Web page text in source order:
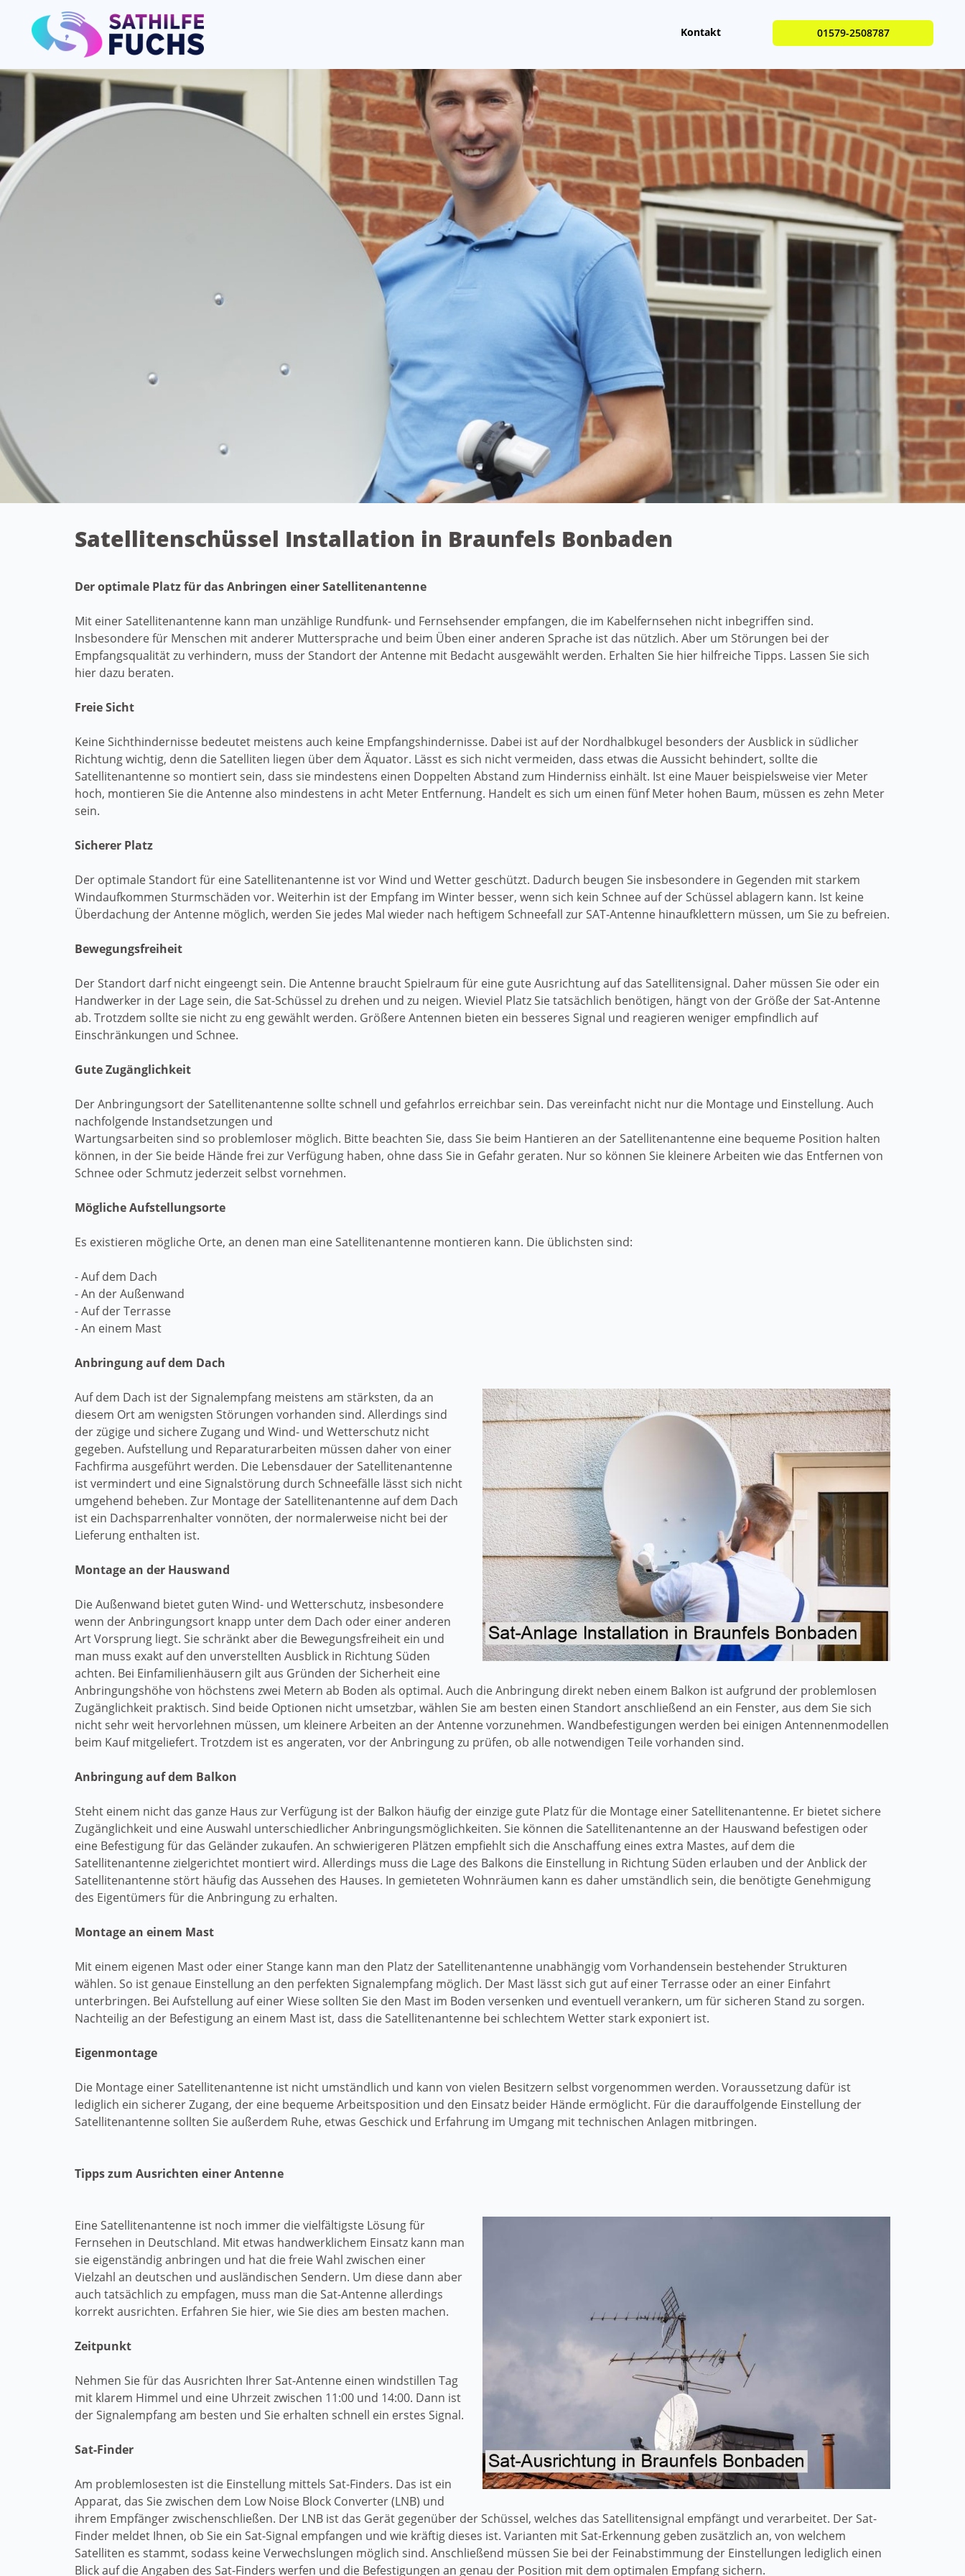
Kontakt 01579-2508787
Satellitenschüssel Installation in Braunfels Bonbaden
Der optimale Platz für das Anbringen einer Satellitenantenne
Mit einer Satellitenantenne kann man unzählige Rundfunk- und Fernsehsender empfangen, die im Kabelfernsehen nicht inbegriffen sind.
Insbesondere für Menschen mit anderer Muttersprache und beim Üben einer anderen Sprache ist das nützlich. Aber um Störungen bei der
Empfangsqualität zu verhindern, muss der Standort der Antenne mit Bedacht ausgewählt werden. Erhalten Sie hier hilfreiche Tipps. Lassen Sie sich
hier dazu beraten.
Freie Sicht
Keine Sichthindernisse bedeutet meistens auch keine Empfangshindernisse. Dabei ist auf der Nordhalbkugel besonders der Ausblick in südlicher
Richtung wichtig, denn die Satelliten liegen über dem Äquator. Lässt es sich nicht vermeiden, dass etwas die Aussicht behindert, sollte die
Satellitenantenne so montiert sein, dass sie mindestens einen Doppelten Abstand zum Hinderniss einhält. Ist eine Mauer beispielsweise vier Meter
hoch, montieren Sie die Antenne also mindestens in acht Meter Entfernung. Handelt es sich um einen fünf Meter hohen Baum, müssen es zehn Meter
sein.
Sicherer Platz
Der optimale Standort für eine Satellitenantenne ist vor Wind und Wetter geschützt. Dadurch beugen Sie insbesondere in Gegenden mit starkem
Windaufkommen Sturmschäden vor. Weiterhin ist der Empfang im Winter besser, wenn sich kein Schnee auf der Schüssel ablagern kann. Ist keine
Überdachung der Antenne möglich, werden Sie jedes Mal wieder nach heftigem Schneefall zur SAT-Antenne hinaufklettern müssen, um Sie zu befreien.
Bewegungsfreiheit
Der Standort darf nicht eingeengt sein. Die Antenne braucht Spielraum für eine gute Ausrichtung auf das Satellitensignal. Daher müssen Sie oder ein
Handwerker in der Lage sein, die Sat-Schüssel zu drehen und zu neigen. Wieviel Platz Sie tatsächlich benötigen, hängt von der Größe der Sat-Antenne
ab. Trotzdem sollte sie nicht zu eng gewählt werden. Größere Antennen bieten ein besseres Signal und reagieren weniger empfindlich auf
Einschränkungen und Schnee.
Gute Zugänglichkeit
Der Anbringungsort der Satellitenantenne sollte schnell und gefahrlos erreichbar sein. Das vereinfacht nicht nur die Montage und Einstellung. Auch
nachfolgende Instandsetzungen und
Wartungsarbeiten sind so problemloser möglich. Bitte beachten Sie, dass Sie beim Hantieren an der Satellitenantenne eine bequeme Position halten
können, in der Sie beide Hände frei zur Verfügung haben, ohne dass Sie in Gefahr geraten. Nur so können Sie kleinere Arbeiten wie das Entfernen von
Schnee oder Schmutz jederzeit selbst vornehmen.
Mögliche Aufstellungsorte
Es existieren mögliche Orte, an denen man eine Satellitenantenne montieren kann. Die üblichsten sind:
- Auf dem Dach
- An der Außenwand
- Auf der Terrasse
- An einem Mast
Anbringung auf dem Dach
Auf dem Dach ist der Signalempfang meistens am stärksten, da an
diesem Ort am wenigsten Störungen vorhanden sind. Allerdings sind
der zügige und sichere Zugang und Wind- und Wetterschutz nicht
gegeben. Aufstellung und Reparaturarbeiten müssen daher von einer
Fachfirma ausgeführt werden. Die Lebensdauer der Satellitenantenne
ist vermindert und eine Signalstörung durch Schneefälle lässt sich nicht
umgehend beheben. Zur Montage der Satellitenantenne auf dem Dach
ist ein Dachsparrenhalter vonnöten, der normalerweise nicht bei der
Lieferung enthalten ist.
Montage an der Hauswand
Die Außenwand bietet guten Wind- und Wetterschutz, insbesondere
wenn der Anbringungsort knapp unter dem Dach oder einer anderen
Art Vorsprung liegt. Sie schränkt aber die Bewegungsfreiheit ein und
man muss exakt auf den unverstellten Ausblick in Richtung Süden
achten. Bei Einfamilienhäusern gilt aus Gründen der Sicherheit eine
Anbringungshöhe von höchstens zwei Metern ab Boden als optimal. Auch die Anbringung direkt neben einem Balkon ist aufgrund der problemlosen
Zugänglichkeit praktisch. Sind beide Optionen nicht umsetzbar, wählen Sie am besten einen Standort anschließend an ein Fenster, aus dem Sie sich
nicht sehr weit hervorlehnen müssen, um kleinere Arbeiten an der Antenne vorzunehmen. Wandbefestigungen werden bei einigen Antennenmodellen
beim Kauf mitgeliefert. Trotzdem ist es angeraten, vor der Anbringung zu prüfen, ob alle notwendigen Teile vorhanden sind.
Anbringung auf dem Balkon
Steht einem nicht das ganze Haus zur Verfügung ist der Balkon häufig der einzige gute Platz für die Montage einer Satellitenantenne. Er bietet sichere
Zugänglichkeit und eine Auswahl unterschiedlicher Anbringungsmöglichkeiten. Sie können die Satellitenantenne an der Hauswand befestigen oder
eine Befestigung für das Geländer zukaufen. An schwierigeren Plätzen empfiehlt sich die Anschaffung eines extra Mastes, auf dem die
Satellitenantenne zielgerichtet montiert wird. Allerdings muss die Lage des Balkons die Einstellung in Richtung Süden erlauben und der Anblick der
Satellitenantenne stört häufig das Aussehen des Hauses. In gemieteten Wohnräumen kann es daher umständlich sein, die benötigte Genehmigung
des Eigentümers für die Anbringung zu erhalten.
Montage an einem Mast
Mit einem eigenen Mast oder einer Stange kann man den Platz der Satellitenantenne unabhängig vom Vorhandensein bestehender Strukturen
wählen. So ist genaue Einstellung an den perfekten Signalempfang möglich. Der Mast lässt sich gut auf einer Terrasse oder an einer Einfahrt
unterbringen. Bei Aufstellung auf einer Wiese sollten Sie den Mast im Boden versenken und eventuell verankern, um für sicheren Stand zu sorgen.
Nachteilig an der Befestigung an einem Mast ist, dass die Satellitenantenne bei schlechtem Wetter stark exponiert ist.
Eigenmontage
Die Montage einer Satellitenantenne ist nicht umständlich und kann von vielen Besitzern selbst vorgenommen werden. Voraussetzung dafür ist
lediglich ein sicherer Zugang, der eine bequeme Arbeitsposition und den Einsatz beider Hände ermöglicht. Für die darauffolgende Einstellung der
Satellitenantenne sollten Sie außerdem Ruhe, etwas Geschick und Erfahrung im Umgang mit technischen Anlagen mitbringen.
Tipps zum Ausrichten einer Antenne
Eine Satellitenantenne ist noch immer die vielfältigste Lösung für
Fernsehen in Deutschland. Mit etwas handwerklichem Einsatz kann man
sie eigenständig anbringen und hat die freie Wahl zwischen einer
Vielzahl an deutschen und ausländischen Sendern. Um diese dann aber
auch tatsächlich zu empfagen, muss man die Sat-Antenne allerdings
korrekt ausrichten. Erfahren Sie hier, wie Sie dies am besten machen.
Zeitpunkt
Nehmen Sie für das Ausrichten Ihrer Sat-Antenne einen windstillen Tag
mit klarem Himmel und eine Uhrzeit zwischen 11:00 und 14:00. Dann ist
der Signalempfang am besten und Sie erhalten schnell ein erstes Signal.
Sat-Finder
Am problemlosesten ist die Einstellung mittels Sat-Finders. Das ist ein
Apparat, das Sie zwischen dem Low Noise Block Converter (LNB) und
ihrem Empfänger zwischenschließen. Der LNB ist das Gerät gegenüber der Schüssel, welches das Satellitensignal empfängt und verarbeitet. Der Sat-
Finder meldet Ihnen, ob Sie ein Sat-Signal empfangen und wie kräftig dieses ist. Varianten mit Sat-Erkennung geben zusätzlich an, von welchem
Satelliten es stammt, sodass keine Verwechslungen möglich sind. Anschließend müssen Sie bei der Feinabstimmung der Einstellungen lediglich einen
Blick auf die Angaben des Sat-Finders werfen und die Befestigungen an genau der Position mit dem optimalen Empfang sichern.